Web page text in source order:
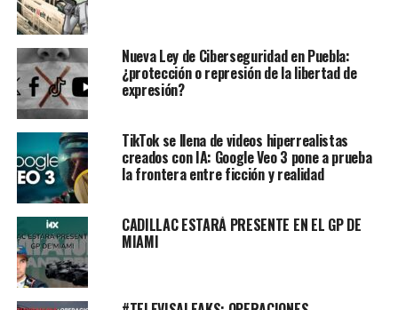
Nueva Ley de Ciberseguridad en Puebla:
¿protección o represión de la libertad de
expresión?
TikTok se llena de videos hiperrealistas
creados con IA: Google Veo 3 pone a prueba
la frontera entre ficción y realidad
CADILLAC ESTARÁ PRESENTE EN EL GP DE
MIAMI